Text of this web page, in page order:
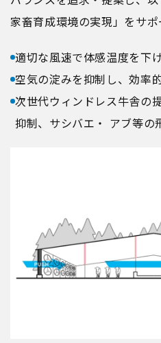
家畜育成環境の実現」をサポ
適切な風速で体感温度を下
空気の淀みを抑制し、効率
次世代ウィンドレス牛舎の
抑制、サシバエ・ アブ等の